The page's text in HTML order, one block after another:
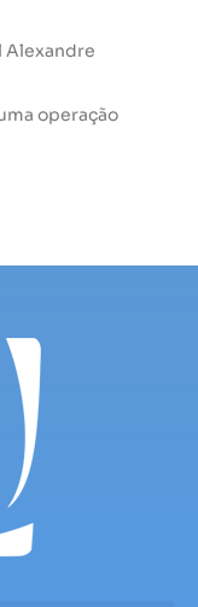
Alexandre
operação